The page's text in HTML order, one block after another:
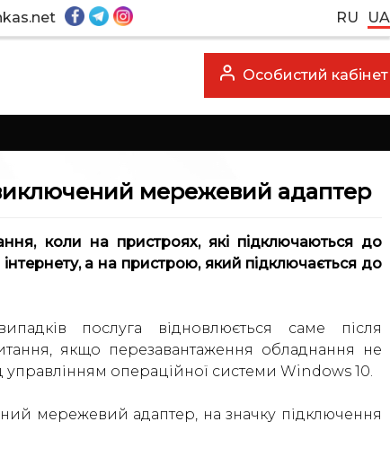
RU UA
Особистий кабінет
мережевий адаптер
коли на пристроях, які підключаються до
а на пристрою, який підключається до
послуга відновлюється саме після
якщо перезавантаження обладнання не
управлінням операційної системи Windows 10.
мережевий адаптер, на значку підключення